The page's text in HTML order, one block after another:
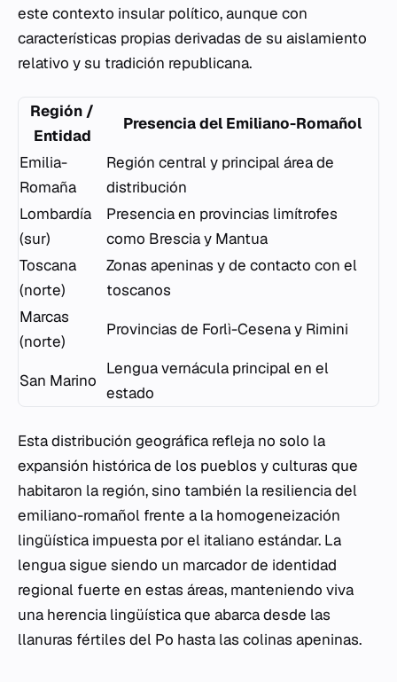
este contexto insular político, aunque con
características propias derivadas de su aislamiento
relativo y su tradición republicana.
Región /
Entidad
Presencia del Emiliano-Romañol
Emilia-
Romaña
Región central y principal área de
distribución
Lombardía
(sur)
Presencia en provincias limítrofes
como Brescia y Mantua
Toscana
(norte)
Zonas apeninas y de contacto con el
toscanos
Marcas
(norte)
Provincias de Forlì-Cesena y Rimini
San Marino
Lengua vernácula principal en el
estado
Esta distribución geográfica refleja no solo la
expansión histórica de los pueblos y culturas que
habitaron la región, sino también la resiliencia del
emiliano-romañol frente a la homogeneización
lingüística impuesta por el italiano estándar. La
lengua sigue siendo un marcador de identidad
regional fuerte en estas áreas, manteniendo viva
una herencia lingüística que abarca desde las
llanuras fértiles del Po hasta las colinas apeninas.